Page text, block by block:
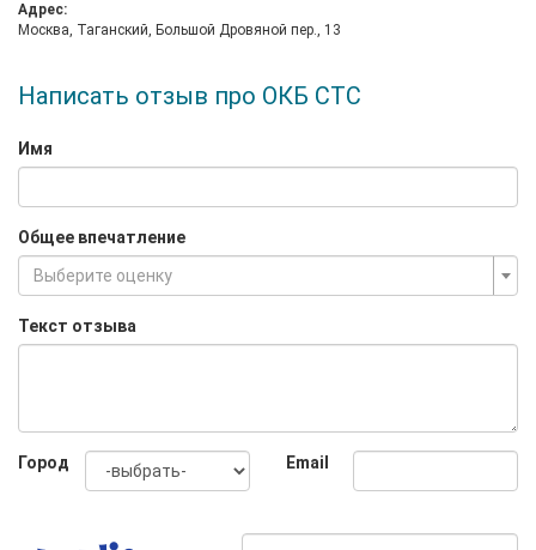
Адрес:
Москва, Таганский, Большой Дровяной пер., 13
Написать отзыв про ОКБ СТС
Имя
Общее впечатление
Выберите оценку
Текст отзыва
Город Email